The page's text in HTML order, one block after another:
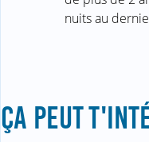
nuits au
ÇA PEUT